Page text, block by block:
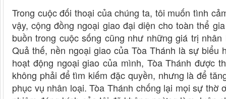
Trong cuộc đối thoại của chúng ta, tôi muốn tình
vậy, cộng đồng ngoại giao đại diện cho toàn thể
buồn trong cuộc sống cũng như những giá trị
Quả thế, nền ngoại giao của Tòa Thánh là sự
hoạt động ngoại giao của mình, Tòa Thánh được
không phải để tìm kiếm đặc quyền, nhưng là để
phục vụ nhân loại. Tòa Thánh chống lại mọi sự